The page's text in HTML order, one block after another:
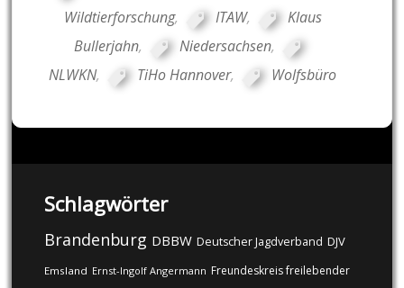
Wildtierforschung, ITAW,
Klaus
Bullerjahn, Niedersachsen,
NLWKN, TiHo Hannover, Wolfsbüro
Schlagwörter
Brandenburg DBBW Deutscher Jagdverband DJV
Emsland Ernst-Ingolf Angermann Freundeskreis freilebender